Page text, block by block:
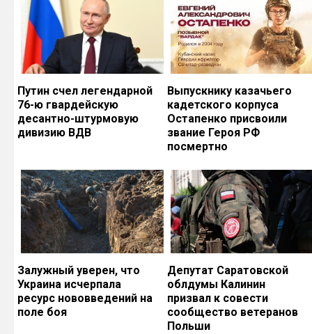
Путин счел легендарной
76-ю гвардейскую
десантно-штурмовую
дивизию ВДВ
Выпускнику казачьего
кадетского корпуса
Остапенко присвоили
звание Героя РФ
посмертно
Залужный уверен, что
Украина исчерпала
ресурс нововведений на
поле боя
Депутат Саратовской
облдумы Калинин
призвал к совести
сообщество ветеранов
Польши